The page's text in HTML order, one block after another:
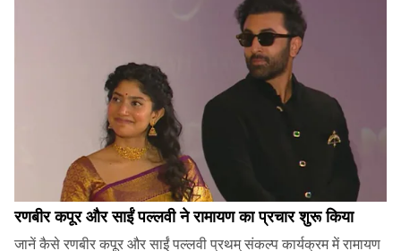
रणबीर कपूर और साईं पल्लवी ने रामायण का प्रचार शुरू किया
जानें कैसे रणबीर कपूर और साईं पल्लवी प्रथम् संकल्प कार्यक्रम में रामायण